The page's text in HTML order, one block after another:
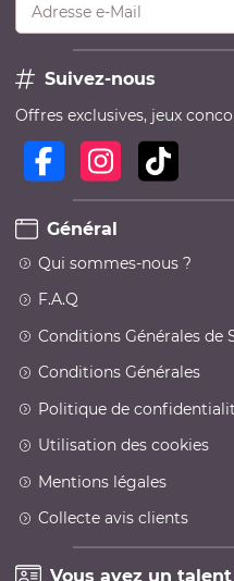
Adresse e-Mail
Suivez-nous
Offres exclusives, jeux
Général
Qui sommes-nous ?
F.A.Q
Conditions Générales de
Conditions Générales
Politique de
Utilisation des cookies
Mentions légales
Collecte avis clients
Vous avez un talent